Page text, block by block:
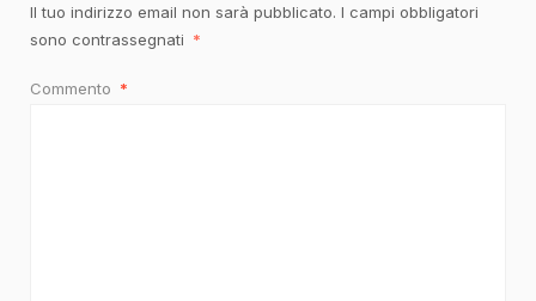
Il tuo indirizzo email non sarà pubblicato. I campi obbligatori
sono contrassegnati *
Commento *